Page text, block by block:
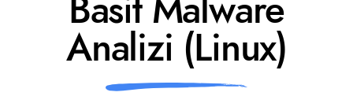
Analizi (Linux)